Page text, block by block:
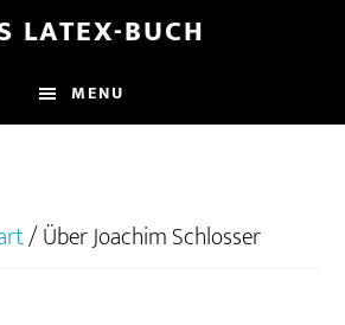
LATEX-BUCH
MENU
/Über Joachim Schlosser